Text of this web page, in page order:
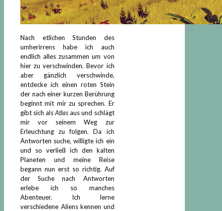
Nach etlichen Stunden des
umherirrens habe ich auch
endlich alles zusammen um von
hier zu verschwinden. Bevor ich
aber gänzlich verschwinde,
entdecke ich einen roten Stein
der nach einer kurzen Berührung
beginnt mit mir zu sprechen. Er
gibt sich alsAtlasaus und schlägt
mir vor seinem Weg zur
Erleuchtung zu folgen. Da ich
Antworten suche, willigte ich ein
und so verließ ich den kalten
Planeten und meine Reise
begann nun erst so richtig. Auf
der Suche nach Antworten
erlebe ich so manches
Abenteuer. Ich lerne
verschiedene Aliens kennen und